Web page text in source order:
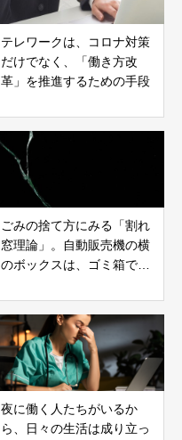
テレワークは、コロナ対策
だけでなく、「働き方改
革」を推進するための手段
ごみの捨て方にみる「割れ
窓理論」。自動販売機の横
のボックスは、ゴミ箱では
夜に働く人たちがいるか
ら、日々の生活は成り立っ